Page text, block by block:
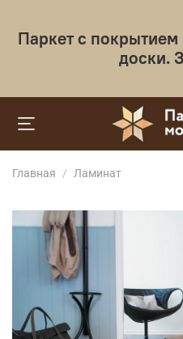
Паркет с
доски.
Главная Ламинат